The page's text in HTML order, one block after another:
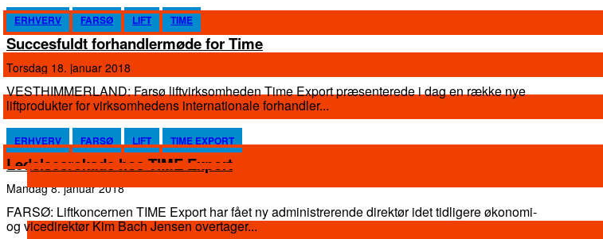
ERHVERV FARSØ LIFT TIME
Succesfuldt forhandlermøde for Time
torsdag 18. januar 2018
VESTHIMMERLAND: Farsø liftvirksomheden Time Export præsenterede i dag en række nye
liftprodukter for virksomhedens internationale forhandler...
ERHVERV FARSØ LIFT TIME EXPORT
Ledelsesrokade hos TIME Export
mandag 8. januar 2018
FARSØ: Liftkoncernen TIME Export har fået ny administrerende direktør idet tidligere økonomi-
og vicedirektør Kim Bach Jensen overtager...